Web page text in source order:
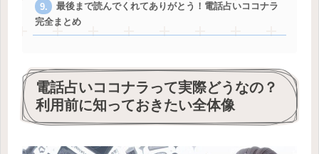
最後まで読んでくれてありがとう！電話占いココナラ
完全まとめ
電話占いココナラって実際どうなの？
利用前に知っておきたい全体像